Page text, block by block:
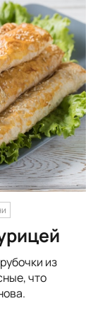
из
что